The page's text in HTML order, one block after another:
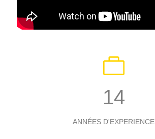
14
ANNÉES D'EXPERIENCE